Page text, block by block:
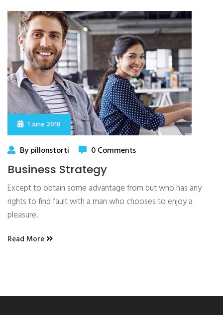
1 June 2018
By pillonstorti 0 Comments
Business Strategy
Except to obtain some advantage from but who has any
rights to find fault with a man who chooses to enjoy a
pleasure.
Read More